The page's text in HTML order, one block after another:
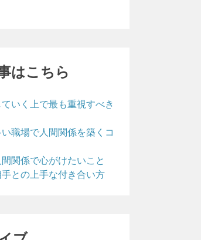
はこちら
いく上で最も重視すべき
職場で人間関係を築くコ
関係で心がけたいこと
との上手な付き合い方